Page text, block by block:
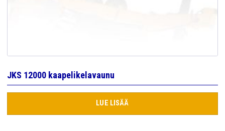
JKS 12000 kaapelikelavaunu
LUE LISÄÄ